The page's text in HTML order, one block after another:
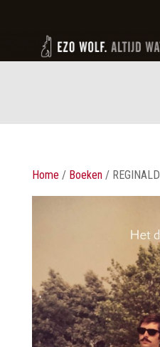
Home / Boeken/ REGINALD